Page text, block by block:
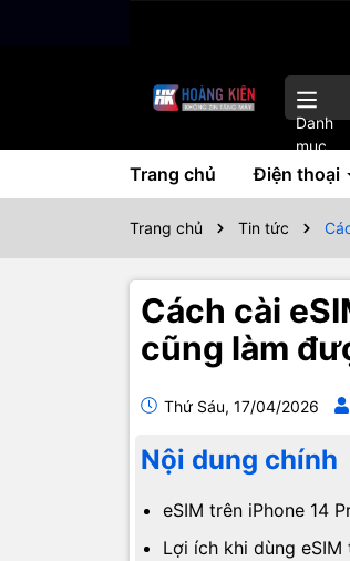
Danh
mục
Trang chủ Điện thoại
Trang chủ Tin tức
Cách cài
cũng làm
Thứ Sáu, 17/04/2026
Nội dung chính
eSIM trên iPhone 14
Lợi ích khi dùng eSIM